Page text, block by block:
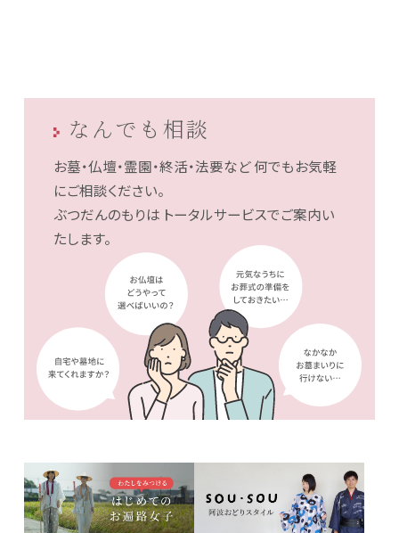
なんでも相談
お墓・仏壇・霊園・終活・法要など何でもお気軽
にご相談ください。
ぶつだんのもりは トータルサービスでご案内い
たします。